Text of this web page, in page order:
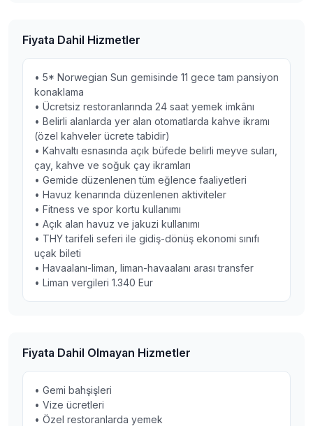
Fiyata Dahil Hizmetler
• 5* Norwegian Sun gemisinde 11 gece tam pansiyon
konaklama
• Ücretsiz restoranlarında 24 saat yemek imkânı
• Belirli alanlarda yer alan otomatlarda kahve ikramı
(özel kahveler ücrete tabidir)
• Kahvaltı esnasında açık büfede belirli meyve suları,
çay, kahve ve soğuk çay ikramları
• Gemide düzenlenen tüm eğlence faaliyetleri
• Havuz kenarında düzenlenen aktiviteler
• Fitness ve spor kortu kullanımı
• Açık alan havuz ve jakuzi kullanımı
• THY tarifeli seferi ile gidiş-dönüş ekonomi sınıfı
uçak bileti
• Havaalanı-liman, liman-havaalanı arası transfer
• Liman vergileri 1.340 Eur
Fiyata Dahil Olmayan Hizmetler
• Gemi bahşişleri
• Vize ücretleri
• Özel restoranlarda yemek